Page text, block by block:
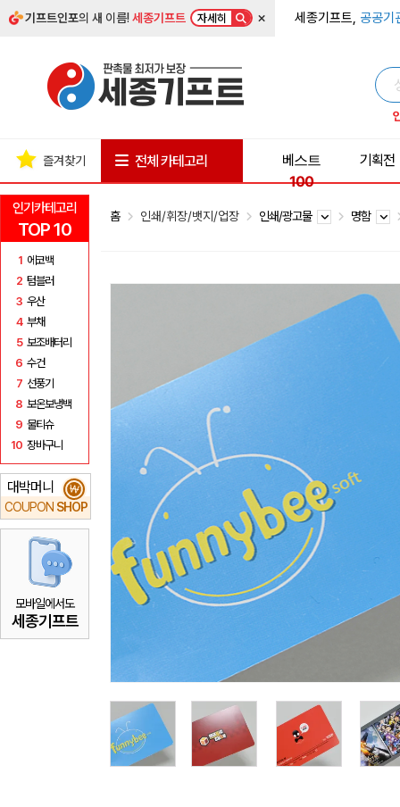
기프트인포의 새 이름!세종기프트 자세히 × 세종기프트, 공공기
인기카테고리
TOP 10
1 에코백
2 텀블러
3 우산
4 부채
5 보조배터리
6 수건
7 선풍기
8 보온보냉백
9 물티슈
10 장바구니
대박머니
COUPON SHOP
₩
모바일에서도
세종기프트
즐겨찾기 전체 카테고리
베스트
100
기획전
홈 인쇄/휘장/뱃지/업장 인쇄/광고물 명함